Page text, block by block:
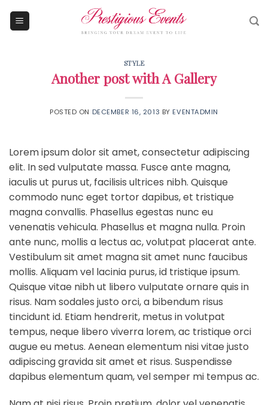
STYLE
Another post with A Gallery
POSTED ON DECEMBER 16, 2013 BY EVENTADMIN
Lorem ipsum dolor sit amet, consectetur adipiscing
elit. In sed vulputate massa. Fusce ante magna,
iaculis ut purus ut, facilisis ultrices nibh. Quisque
commodo nunc eget tortor dapibus, et tristique
magna convallis. Phasellus egestas nunc eu
venenatis vehicula. Phasellus et magna nulla. Proin
ante nunc, mollis a lectus ac, volutpat placerat ante.
Vestibulum sit amet magna sit amet nunc faucibus
mollis. Aliquam vel lacinia purus, id tristique ipsum.
Quisque vitae nibh ut libero vulputate ornare quis in
risus. Nam sodales justo orci, a bibendum risus
tincidunt id. Etiam hendrerit, metus in volutpat
tempus, neque libero viverra lorem, ac tristique orci
augue eu metus. Aenean elementum nisi vitae justo
adipiscing gravida sit amet et risus. Suspendisse
dapibus elementum quam, vel semper mi tempus ac.